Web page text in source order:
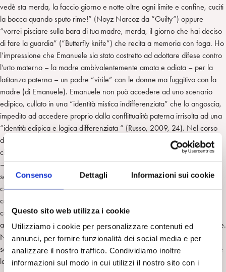
Consenso Dettagli Informazioni sui cookie
Questo sito web utilizza i cookie
Utilizziamo i cookie per personalizzare contenuti ed
annunci, per fornire funzionalità dei social media e per
analizzare il nostro traffico. Condividiamo inoltre
informazioni sul modo in cui utilizzi il nostro sito con i
vedè sta merda, la faccio giorno e notte oltre ogni limite e confine, cuciti
la bocca quando sputo rime!” (Noyz Narcoz da “Guilty”) oppure
“vorrei pisciare sulla bara di tua madre, merda, il giorno che hai deciso
di fare la guardia” (“Butterfly knife”) che recita a memoria con foga. Ho
l’impressione che Emanuele sia stato costretto ad adottare difese contro
l’urto materno – la madre ambivalentemente amata e odiata – per la
latitanza paterna – un padre “virile” con le donne ma fuggitivo con la
madre (di Emanuele). Emanuele non può accedere ad uno scenario
edipico, cullato in una “identità mistica indifferenziata” che lo angoscia,
impedito ad accedere proprio dalla conflittualità paterna irrisolta ad una
“identità edipica e logica differenziata “ (Russo, 2009, 24). Nel corso
delle sedute un elemento centrale è il telefonino che lo incalza –
chiama, risponde alle telefonate, lo usa per sentire musica, per giocare
– e di fatto gli permette di ritirarsi dalla relazione. Mi interrogo su quale
senso dare a questo oggetto e alla fine lo considero come lo strumento
che gli permette di associare, rispecchia la qualità della sua relazione
con l’oggetto ma anche la sua impossibilità di poter “godere” della sua
creatività. Silenziosamente, Emanuele mostra di appropriarsi del setting:
arriva puntuale e fatica ma accetta di andarsene quando il tempo finisce.
Non salta mai una seduta. Emanuele inizia a farmi ascoltare e cantare
sempre più canzoni di Noyz che accolgo come poesie di cui accogliere
la forza espressiva, nelle quali sente di rispecchiarsi, significati che gli